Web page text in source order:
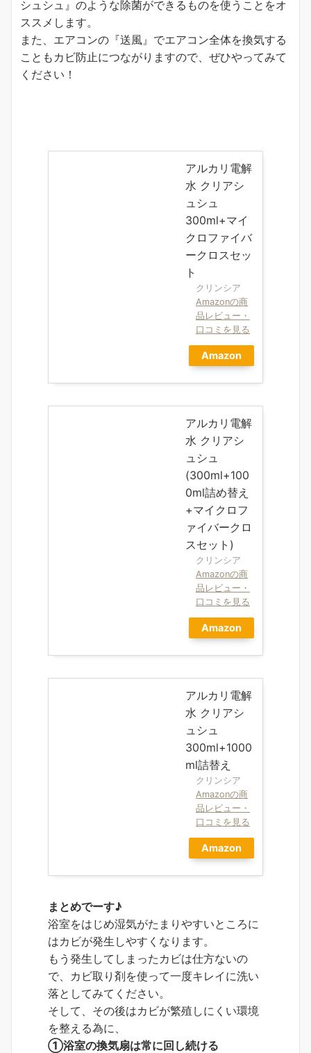
シュシュ』のような除菌ができるものを使うことをオ
ススメします。
また、エアコンの『送風』でエアコン全体を換気する
こともカビ防止につながりますので、ぜひやってみて
ください！
アルカリ電解
水 クリアシ
ュシュ
300ml+マイ
クロファイバ
ークロスセッ
ト
クリンシア
Amazonの商
品レビュー・
口コミを見る
Amazon
アルカリ電解
水 クリアシ
ュシュ
(300ml+100
0ml詰め替え
+マイクロフ
ァイバークロ
スセット)
クリンシア
Amazonの商
品レビュー・
口コミを見る
Amazon
アルカリ電解
水 クリアシ
ュシュ
300ml+1000
ml詰替え
クリンシア
Amazonの商
品レビュー・
口コミを見る
Amazon
まとめでーす♪
浴室をはじめ湿気がたまりやすいところに
はカビが発生しやすくなります。
もう発生してしまったカビは仕方ないの
で、カビ取り剤を使って一度キレイに洗い
落としてみてください。
そして、その後はカビが繁殖しにくい環境
を整える為に、
①浴室の換気扇は常に回し続ける